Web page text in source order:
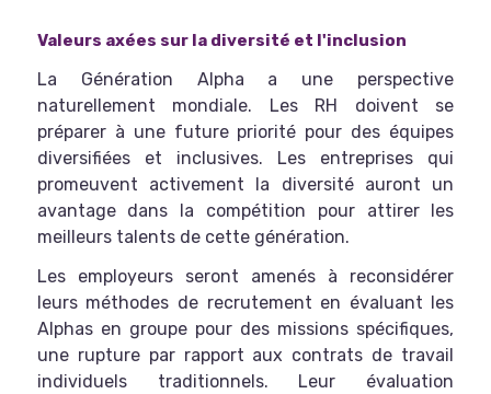
Valeurs axées sur la diversité et l'inclusion
La Génération Alpha a une perspective
naturellement mondiale. Les RH doivent se
préparer à une future priorité pour des équipes
diversifiées et inclusives. Les entreprises qui
promeuvent activement la diversité auront un
avantage dans la compétition pour attirer les
meilleurs talents de cette génération.
Les employeurs seront amenés à reconsidérer
leurs méthodes de recrutement en évaluant les
Alphas en groupe pour des missions spécifiques,
une rupture par rapport aux contrats de travail
individuels traditionnels. Leur évaluation